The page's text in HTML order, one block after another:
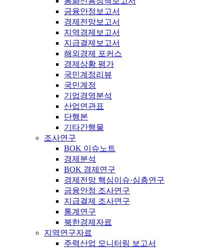
금융안정보고서
경제전망보고서
지역경제보고서
지급결제보고서
해외경제 포커스
경제상황 평가
국민계정리뷰
국민계정
기업경영분석
산업연관표
단행본
기타간행물
조사연구
BOK 이슈노트
경제분석
BOK 경제연구
경제전망 핵심이슈·심층연구
금융안정 조사연구
지급결제 조사연구
통계연구
북한경제자료
지역연구자료
주력산업 모니터링 보고서